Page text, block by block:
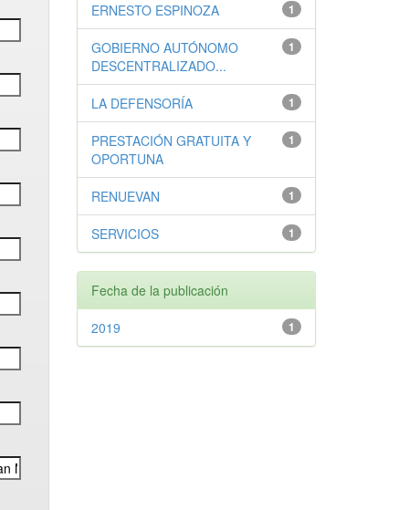
1
ERNESTO ESPINOZA
1
GOBIERNO AUTÓNOMO
DESCENTRALIZADO...
1
LA DEFENSORÍA
1
PRESTACIÓN GRATUITA Y
OPORTUNA
1
RENUEVAN
1
SERVICIOS
Fecha de la publicación
1
2019